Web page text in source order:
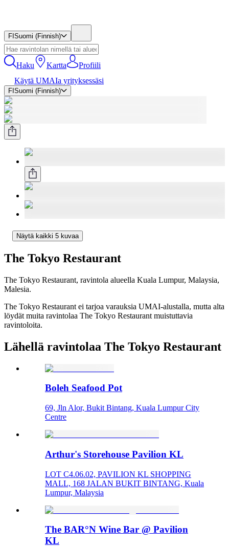
FI Suomi (Finnish)
Haku Kartta
Profiili
Käytä UMAIa yrityksessäsi
FI Suomi (Finnish)
Näytä kaikki 5 kuvaa
The Tokyo Restaurant
The Tokyo Restaurant, ravintola alueella Kuala Lumpur, Malaysia,
Malesia.
The Tokyo Restaurant ei tarjoa varauksia UMAI-alustalla, mutta alta
löydät muita ravintolaa The Tokyo Restaurant muistuttavia
ravintoloita.
Lähellä ravintolaa The Tokyo Restaurant
Boleh Seafood Pot
69, Jln Alor, Bukit Bintang, Kuala Lumpur City
Centre
Arthur's Storehouse Pavilion KL
LOT C4.06.02, PAVILION KL SHOPPING
MALL, 168 JALAN BUKIT BINTANG, Kuala
Lumpur, Malaysia
The BAR°N Wine Bar @ Pavilion
KL